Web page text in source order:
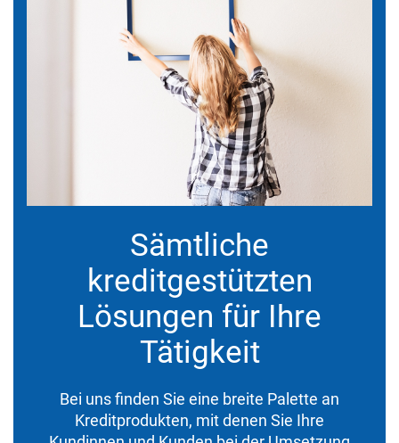
Sämtliche
kreditgestützten
Lösungen für Ihre
Tätigkeit
Bei uns finden Sie eine breite Palette an
Kreditprodukten, mit denen Sie Ihre